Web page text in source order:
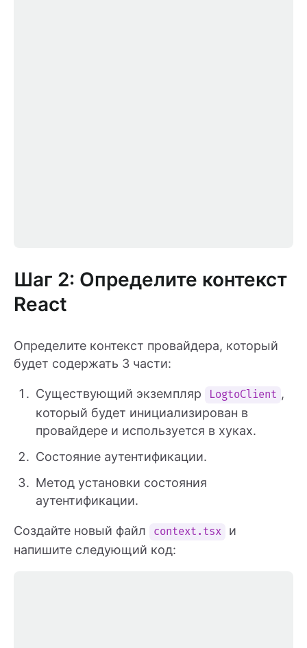
Шаг 2: Определите контекст
React
Определите контекст провайдера, который
будет содержать 3 части:
Существующий экземпляр LogtoClient ,
который будет инициализирован в
провайдере и используется в хуках.
Состояние аутентификации.
Метод установки состояния
аутентификации.
Создайте новый файл context.tsx
и
напишите следующий код: